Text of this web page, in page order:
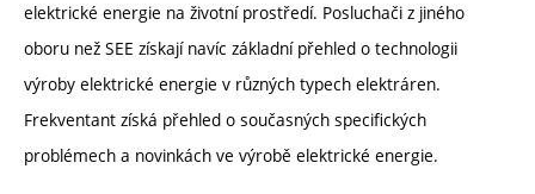
elektrické energie na životní prostředí. Posluchači z jiného
oboru než SEE získají navíc základní přehled o technologii
výroby elektrické energie v různých typech elektráren.
Frekventant získá přehled o současných specifických
problémech a novinkách ve výrobě elektrické energie.